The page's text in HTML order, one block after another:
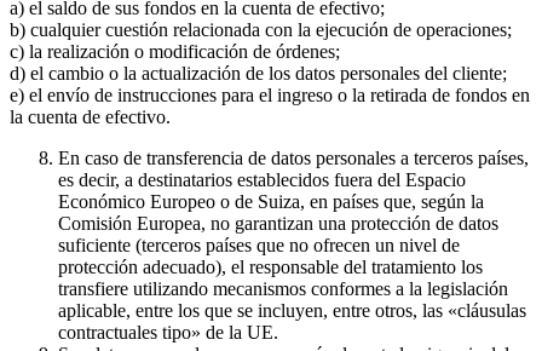
a) el saldo de sus fondos en la cuenta de efectivo;
b) cualquier cuestión relacionada con la ejecución de operaciones;
c) la realización o modificación de órdenes;
d) el cambio o la actualización de los datos personales del cliente;
e) el envío de instrucciones para el ingreso o la retirada de fondos en
la cuenta de efectivo.
En caso de transferencia de datos personales a terceros países,
es decir, a destinatarios establecidos fuera del Espacio
Económico Europeo o de Suiza, en países que, según la
Comisión Europea, no garantizan una protección de datos
suficiente (terceros países que no ofrecen un nivel de
protección adecuado), el responsable del tratamiento los
transfiere utilizando mecanismos conformes a la legislación
aplicable, entre los que se incluyen, entre otros, las «cláusulas
contractuales tipo» de la UE.